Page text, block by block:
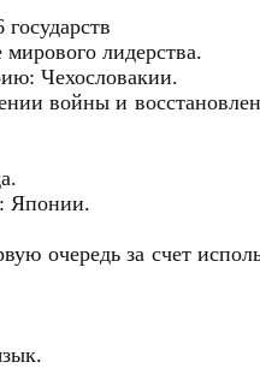
лидерства.
Чехословакии.
войны и
Японии.
очередь за счет